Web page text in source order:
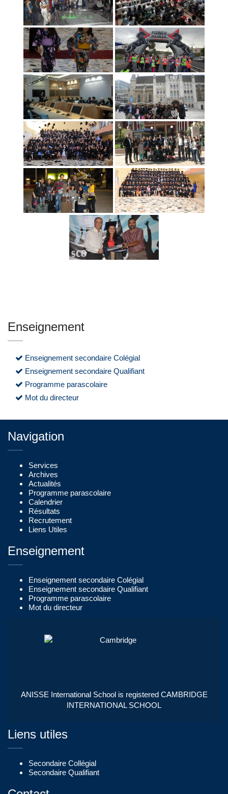
Enseignement
Enseignement secondaire Colégial
Enseignement secondaire Qualifiant
Programme parascolaire
Mot du directeur
Navigation
Services
Archives
Actualités
Programme parascolaire
Calendrier
Résultats
Recrutement
Liens Utiles
Enseignement
Enseignement secondaire Colégial
Enseignement secondaire Qualifiant
Programme parascolaire
Mot du directeur
ANISSE International School is registered CAMBRIDGE
INTERNATIONAL SCHOOL
Liens utiles
Secondaire Collégial
Secondaire Qualifiant